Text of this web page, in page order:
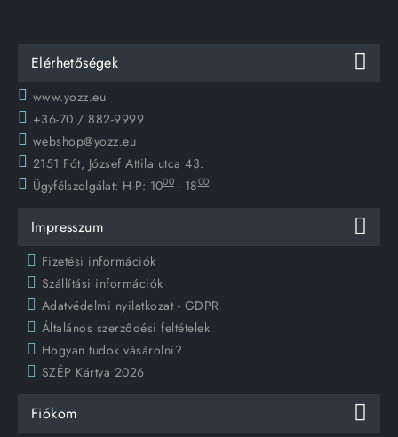
Elérhetőségek
www.yozz.eu
+36-70 / 882-9999
webshop@yozz.eu
2151 Fót, József Attila utca 43.
Ügyfélszolgálat: H-P: 1000 - 1800
Impresszum
Fizetési információk
Szállítási információk
Adatvédelmi nyilatkozat - GDPR
Általános szerződési feltételek
Hogyan tudok vásárolni?
SZÉP Kártya 2026
Fiókom